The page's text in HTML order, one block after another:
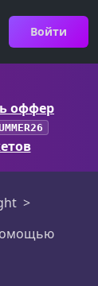
Войти
оффер